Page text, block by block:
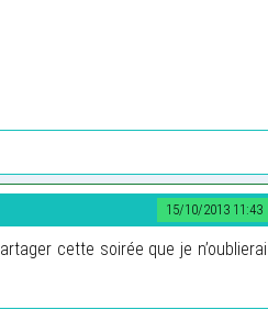
15/10/2013 11:43
cette soirée que je n’oublierai